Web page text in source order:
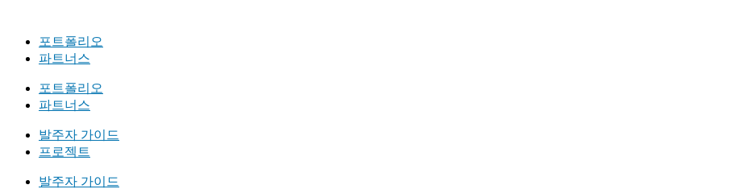
포트폴리오
파트너스
포트폴리오
파트너스
발주자 가이드
프로젝트
발주자 가이드